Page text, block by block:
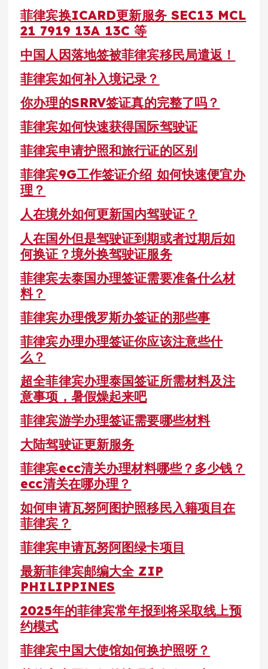
菲律宾换ICARD更新服务 SEC13 MCL
21 7919 13A 13C 等
中国人因落地签被菲律宾移民局遣返！
菲律宾如何补入境记录？
你办理的SRRV签证真的完整了吗？
菲律宾如何快速获得国际驾驶证
菲律宾申请护照和旅行证的区别
菲律宾9G工作签证介绍 如何快速便宜办
理？
人在境外如何更新国内驾驶证？
人在国外但是驾驶证到期或者过期后如
何换证？境外换驾驶证服务
菲律宾去泰国办理签证需要准备什么材
料？
菲律宾办理俄罗斯办签证的那些事
菲律宾办理办理签证你应该注意些什
么？
超全菲律宾办理泰国签证所需材料及注
意事项，暑假燥起来吧
菲律宾游学办理签证需要哪些材料
大陆驾驶证更新服务
菲律宾ecc清关办理材料哪些？多少钱？
ecc清关在哪办理？
如何申请瓦努阿图护照移民入籍项目在
菲律宾？
菲律宾申请瓦努阿图绿卡项目
最新菲律宾邮编大全 ZIP
PHILIPPINES
2025年的菲律宾常年报到将采取线上预
约模式
菲律宾中国大使馆如何换护照呀？